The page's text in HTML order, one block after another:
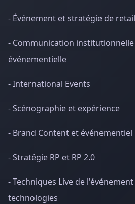
- Événement et stratégie de retail
- Communication
événementielle
- International Events
- Scénographie et expérience
- Brand Content et événementiel
- Stratégie RP et RP 2.0
- Techniques Live de
technologies